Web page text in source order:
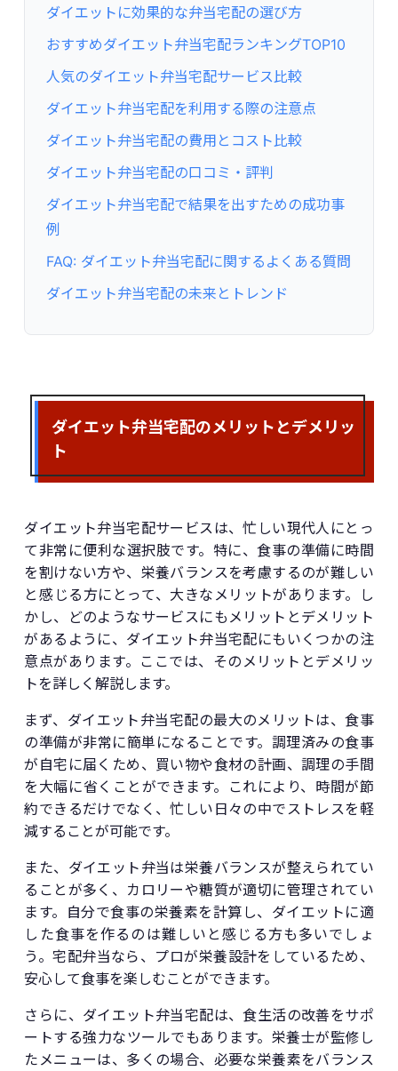
ダイエットに効果的な弁当宅配の選び方
おすすめダイエット弁当宅配ランキングTOP10
人気のダイエット弁当宅配サービス比較
ダイエット弁当宅配を利用する際の注意点
ダイエット弁当宅配の費用とコスト比較
ダイエット弁当宅配の口コミ・評判
ダイエット弁当宅配で結果を出すための成功事
例
FAQ: ダイエット弁当宅配に関するよくある質問
ダイエット弁当宅配の未来とトレンド
ダイエット弁当宅配のメリットとデメリッ
ト
ダイエット弁当宅配サービスは、忙しい現代人にとっ
て非常に便利な選択肢です。特に、食事の準備に時間
を割けない方や、栄養バランスを考慮するのが難しい
と感じる方にとって、大きなメリットがあります。し
かし、どのようなサービスにもメリットとデメリット
があるように、ダイエット弁当宅配にもいくつかの注
意点があります。ここでは、そのメリットとデメリッ
トを詳しく解説します。
まず、ダイエット弁当宅配の最大のメリットは、食事
の準備が非常に簡単になることです。調理済みの食事
が自宅に届くため、買い物や食材の計画、調理の手間
を大幅に省くことができます。これにより、時間が節
約できるだけでなく、忙しい日々の中でストレスを軽
減することが可能です。
また、ダイエット弁当は栄養バランスが整えられてい
ることが多く、カロリーや糖質が適切に管理されてい
ます。自分で食事の栄養素を計算し、ダイエットに適
した食事を作るのは難しいと感じる方も多いでしょ
う。宅配弁当なら、プロが栄養設計をしているため、
安心して食事を楽しむことができます。
さらに、ダイエット弁当宅配は、食生活の改善をサポ
ートする強力なツールでもあります。栄養士が監修し
たメニューは、多くの場合、必要な栄養素をバランス